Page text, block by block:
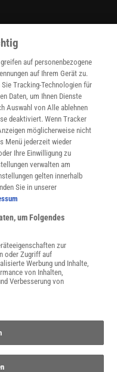
auf personenbezogene
auf Ihrem Gerät zu.
Tracking-Technologien für
Daten, um Ihnen Dienste
Auswahl von Alle ablehnen
deaktiviert. Wenn Tracker
möglicherweise nicht
Menü jederzeit wieder
Ihre Einwilligung zu
verwalten am
gelten innerhalb
Sie in unserer
um Folgendes
zur
oder Zugriff auf
Werbung und Inhalte,
von Inhalten,
Verbesserung von